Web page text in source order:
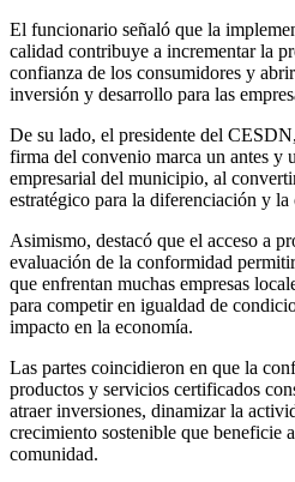
El funcionario señaló que la
calidad contribuye a incrementar la
confianza de los consumidores y
inversión y desarrollo para las
De su lado, el presidente del CESDN,
firma del convenio marca un antes y
empresarial del municipio, al
estratégico para la diferenciación y
Asimismo, destacó que el acceso a
evaluación de la conformidad
que enfrentan muchas empresas
para competir en igualdad de
impacto en la economía.
Las partes coincidieron en que la
productos y servicios certificados
atraer inversiones, dinamizar la
crecimiento sostenible que beneficie
comunidad.